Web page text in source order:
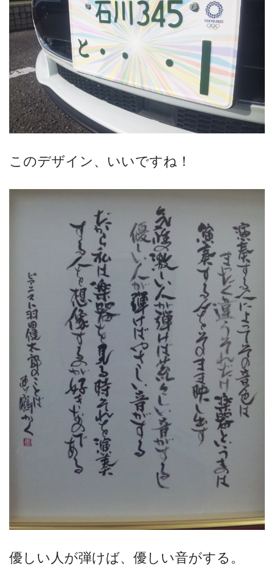
このデザイン、いいですね！
優しい人が弾けば、優しい音がする。